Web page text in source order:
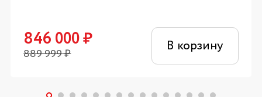
846 000₽
889 999₽ В корзину